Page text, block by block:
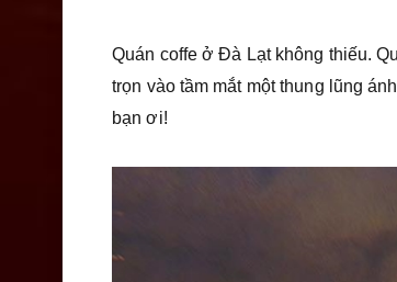
Quán coffe ở Đà Lạt không thiếu.
trọn vào tầm mắt một thung lũng
bạn ơi!